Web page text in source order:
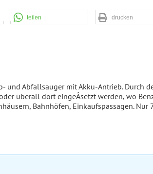
teilen drucken
und Abfallsauger mit Akku-Antrieb.
überall dort eingeÂ­setzt werden, wo
Bahnhöfen, Einkaufspassagen.